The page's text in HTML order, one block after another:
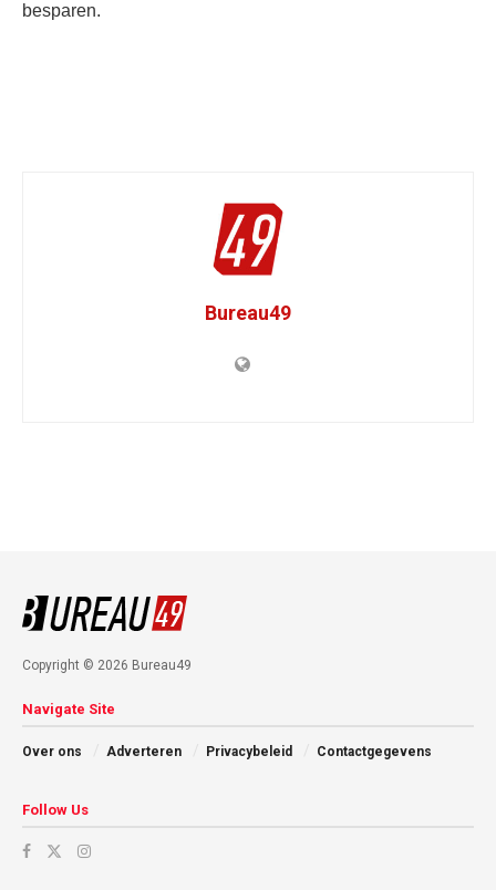
besparen.
Bureau49
Copyright © 2026 Bureau49
Navigate Site
Over ons Adverteren Privacybeleid Contactgegevens
Follow Us